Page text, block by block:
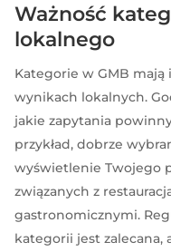
Ważność
lokalnego
Kategorie w GMB
wynikach lokalnych.
jakie zapytania
przykład, dobrze
wyświetlenie Twojego
związanych z
gastronomicznymi.
kategorii jest zalecana,